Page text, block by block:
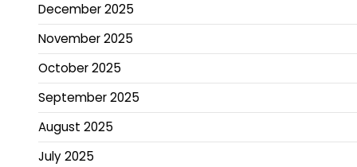
December 2025
November 2025
October 2025
September 2025
August 2025
July 2025